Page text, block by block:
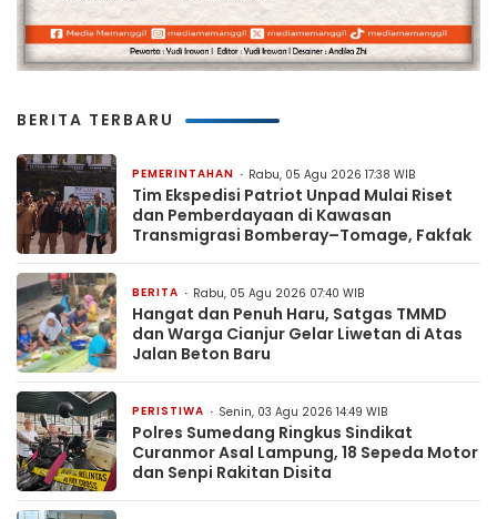
BERITA TERBARU
PEMERINTAHAN Rabu, 05 Agu 2026 17:38 WIB
Tim Ekspedisi Patriot Unpad Mulai Riset
dan Pemberdayaan di Kawasan
Transmigrasi Bomberay–Tomage, Fakfak
BERITA Rabu, 05 Agu 2026 07:40 WIB
Hangat dan Penuh Haru, Satgas TMMD
dan Warga Cianjur Gelar Liwetan di Atas
Jalan Beton Baru
PERISTIWA Senin, 03 Agu 2026 14:49 WIB
Polres Sumedang Ringkus Sindikat
Curanmor Asal Lampung, 18 Sepeda Motor
dan Senpi Rakitan Disita